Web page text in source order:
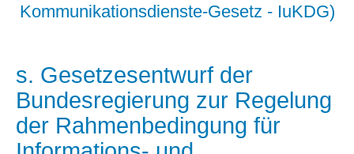
Kommunikationsdienste-Gesetz - IuKDG)
s. Gesetzesentwurf der
Bundesregierung zur Regelung
der Rahmenbedingung für